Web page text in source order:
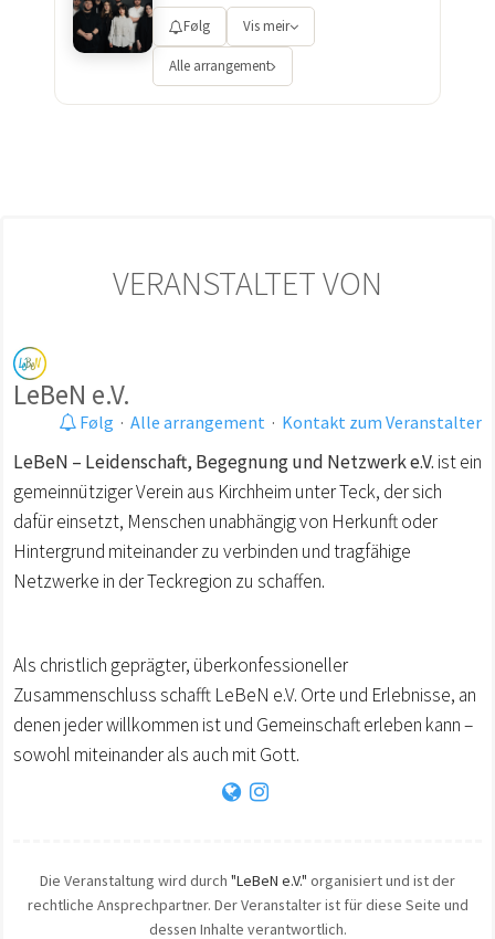
Følg Vis meir
Alle arrangement
VERANSTALTET VON
LeBeN e.V.
Følg · Alle arrangement · Kontakt zum Veranstalter
LeBeN – Leidenschaft, Begegnung und Netzwerk e.V. ist ein
gemeinnütziger Verein aus Kirchheim unter Teck, der sich
dafür einsetzt, Menschen unabhängig von Herkunft oder
Hintergrund miteinander zu verbinden und tragfähige
Netzwerke in der Teckregion zu schaffen.
Als christlich geprägter, überkonfessioneller
Zusammenschluss schafft LeBeN e.V. Orte und Erlebnisse, an
denen jeder willkommen ist und Gemeinschaft erleben kann –
sowohl miteinander als auch mit Gott.
Die Veranstaltung wird durch "LeBeN e.V." organisiert und ist der
rechtliche Ansprechpartner. Der Veranstalter ist für diese Seite und
dessen Inhalte verantwortlich.